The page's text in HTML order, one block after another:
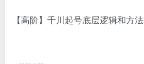
【高阶】千川起号底层逻辑和方法